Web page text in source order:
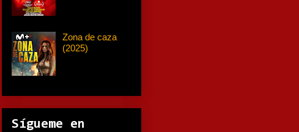
Zona de caza
(2025)
Sígueme en